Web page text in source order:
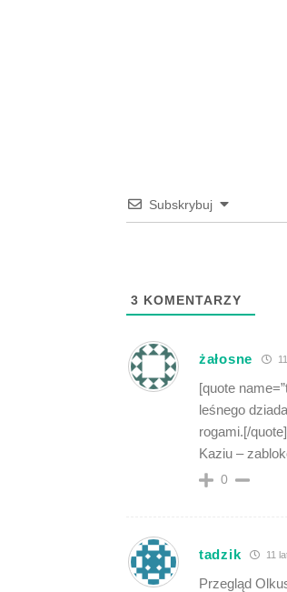
Subskrybuj
3 KOMENTARZY
żałosne
[quote
leśnego
rogami.[/quote]
Kaziu –
0
tadzik 11
Przegląd